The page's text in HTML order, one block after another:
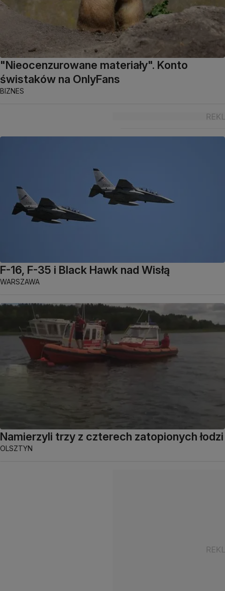
"Nieocenzurowane materiały". Konto
świstaków na OnlyFans
BIZNES
F-16, F-35 i Black Hawk nad Wisłą
WARSZAWA
Namierzyli trzy z czterech zatopionych łodzi
OLSZTYN